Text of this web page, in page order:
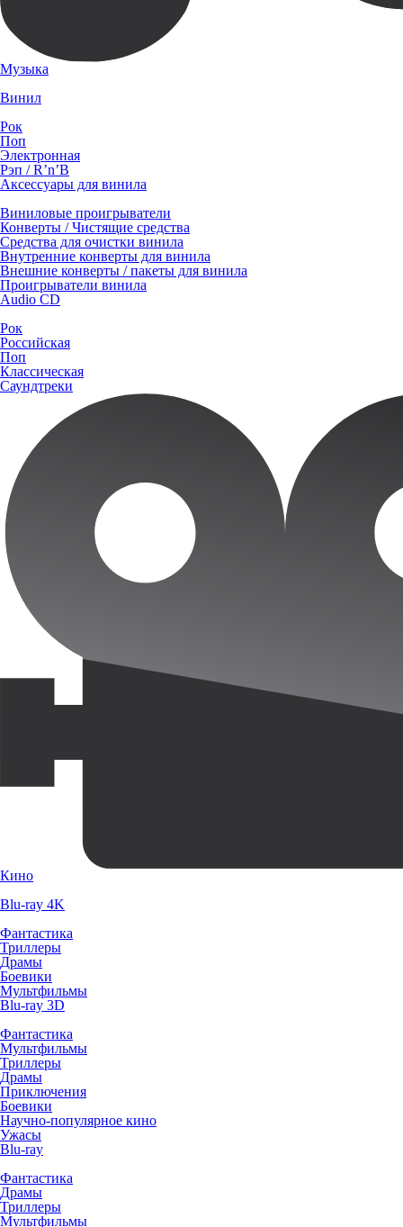
Музыка
Винил
Рок
Поп
Электронная
Рэп / R’n’B
Аксессуары для винила
Виниловые проигрыватели
Конверты / Чистящие средства
Средства для очистки винила
Внутренние конверты для винила
Внешние конверты / пакеты для винила
Проигрыватели винила
Audio CD
Рок
Российская
Поп
Классическая
Саундтреки
Кино
Blu-ray 4K
Фантастика
Триллеры
Драмы
Боевики
Мультфильмы
Blu-ray 3D
Фантастика
Мультфильмы
Триллеры
Драмы
Приключения
Боевики
Научно-популярное кино
Ужасы
Blu-ray
Фантастика
Драмы
Триллеры
Мультфильмы